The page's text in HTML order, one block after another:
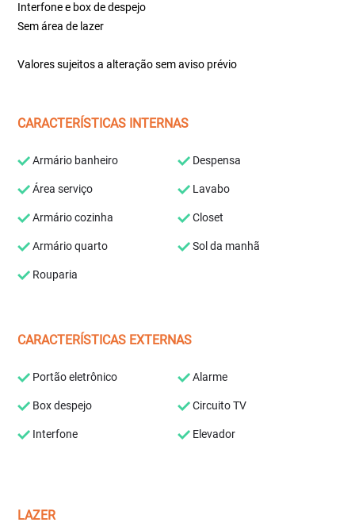
Interfone e box de despejo
Sem área de lazer
Valores sujeitos a alteração sem aviso prévio
CARACTERÍSTICAS INTERNAS
Armário banheiro Despensa
Área serviço Lavabo
Armário cozinha Closet
Armário quarto Sol da manhã
Rouparia
CARACTERÍSTICAS EXTERNAS
Portão eletrônico Alarme
Box despejo Circuito TV
Interfone Elevador
LAZER